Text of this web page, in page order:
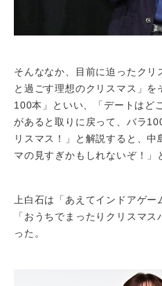
そんななか、目前に迫ったクリ
と過ごす理想のクリスマス」を
100本」といい、「デートはど
があると取りに戻って、バラ
リスマス！」と解説すると、
マの見すぎかもしれないぞ！」
上白石は「あえてインドアゲ
「おうちでまったりクリスマ
った。